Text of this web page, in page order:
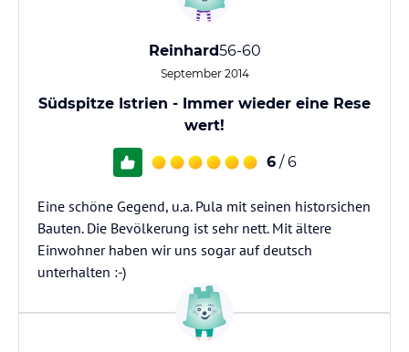
Reinhard56-60
September 2014
Südspitze Istrien - Immer wieder eine Rese
wert!
6 / 6
Eine schöne Gegend, u.a. Pula mit seinen historsichen
Bauten. Die Bevölkerung ist sehr nett. Mit ältere
Einwohner haben wir uns sogar auf deutsch
unterhalten :-)